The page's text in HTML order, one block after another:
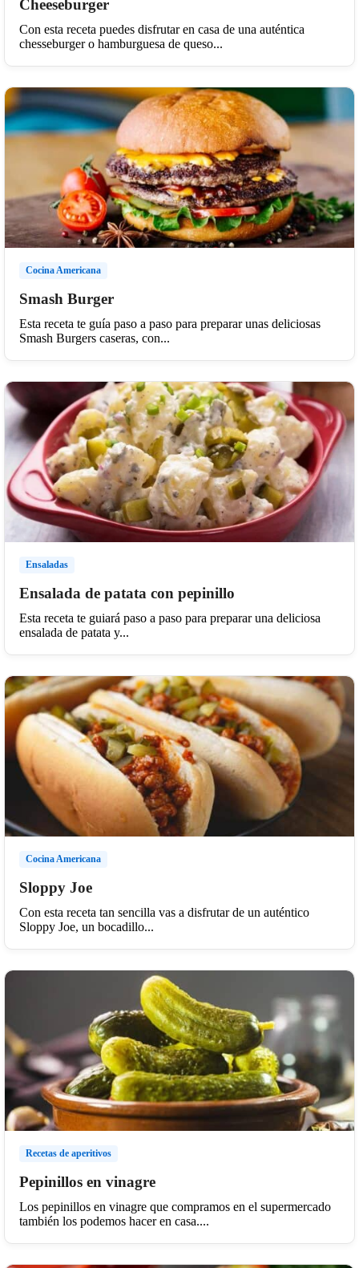
Cheeseburger
Con esta receta puedes disfrutar en casa de una auténtica
chesseburger o hamburguesa de queso...
Cocina Americana
Smash Burger
Esta receta te guía paso a paso para preparar unas deliciosas
Smash Burgers caseras, con...
Ensaladas
Ensalada de patata con pepinillo
Esta receta te guiará paso a paso para preparar una deliciosa
ensalada de patata y...
Cocina Americana
Sloppy Joe
Con esta receta tan sencilla vas a disfrutar de un auténtico
Sloppy Joe, un bocadillo...
Recetas de aperitivos
Pepinillos en vinagre
Los pepinillos en vinagre que compramos en el supermercado
también los podemos hacer en casa....